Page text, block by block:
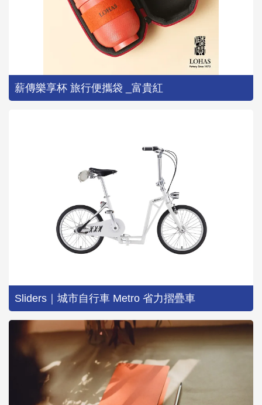
薪傳樂享杯 旅行便攜袋 _富貴紅
Sliders｜城市自行車 Metro 省力摺疊車